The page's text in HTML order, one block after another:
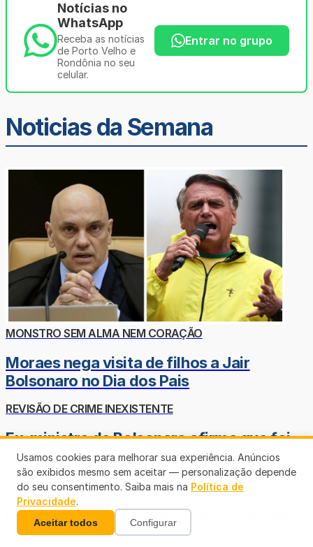
Notícias no
WhatsApp
Receba as notícias
de Porto Velho e
Rondônia no seu
celular.
Entrar no grupo
Noticias da Semana
MONSTRO SEM ALMA NEM CORAÇÃO
Moraes nega visita de filhos a Jair
Bolsonaro no Dia dos Pais
REVISÃO DE CRIME INEXISTENTE
Ex-ministro de Bolsonaro afirma que foi
condenado por crime que não existia
EVITANDO INVASÃO DAS ÁGUAS
Drenagem avança na Rua Vasco da Gama
no bairro três Marias
Usamos cookies para melhorar sua experiência. Anúncios
são exibidos mesmo sem aceitar — personalização depende
do seu consentimento. Saiba mais na Política de
Privacidade.
Aceitar todos Configurar